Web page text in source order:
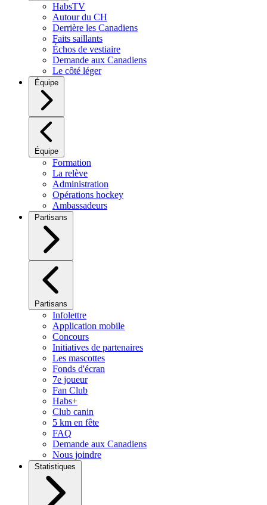
HabsTV
Autour du CH
Derrière les Canadiens
Faits saillants
Échos de vestiaire
Demande aux Canadiens
Le côté léger
Équipe
Équipe
Formation
La relève
Administration
Opérations hockey
Ambassadeurs
Partisans
Partisans
Infolettre
Application mobile
Concours
Initiatives de partenaires
Les mascottes
Fonds d'écran
7e joueur
Fan Club
Habs+
Club canin
5 km en fête
FAQ
Demande aux Canadiens
Nous joindre
Statistiques